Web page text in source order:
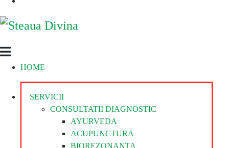
Steaua
Divina
Clinica
SteauaHOME
SERVICII
CONSULTATII DIAGNOSTIC
AYURVEDA
ACUPUNCTURA
BIOREZONANTA